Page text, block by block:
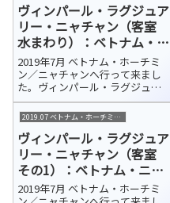
ヴィンパール・ラグジュア
リー・ニャチャン（客室
水まわり）：ベトナム・ニ
ャチャン 宿泊ホテル紹介
2019年7月 ベトナム・ホーチミ
ン／ニャチャンへ行って来まし
た。ヴィンパール・ラグジュア
リー・ニャチャン（Vinpearl
Luxury NhaTrang）今回の宿泊ホ
テルはカムラン国際空港から車
で約45分、さらにフェリーで10
分ほどのホ...
2019.07 ベトナム・ホーチミン/ニャチャン
ヴィンパール・ラグジュア
リー・ニャチャン（客室
その1）：ベトナム・ニャ
チャン 宿泊ホテル紹介
2019年7月 ベトナム・ホーチミ